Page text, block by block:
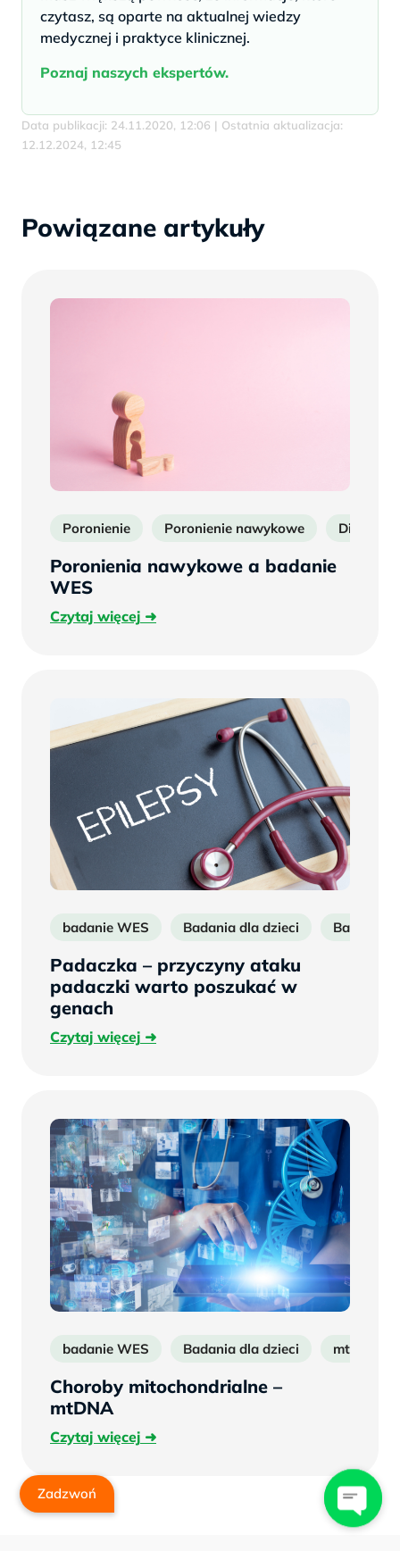
czytasz, są oparte na aktualnej wiedzy
medycznej i praktyce klinicznej.
Poznaj naszych ekspertów.
Data publikacji: 24.11.2020, 12:06 | Ostatnia aktualizacja:
12.12.2024, 12:45
Powiązane artykuły
Poronienie Poronienie nawykowe
Poronienia nawykowe a badanie
WES
Czytaj więcejCzytaj
badanie WES Badania dla dzieci Badania
Padaczka – przyczyny ataku
padaczki warto poszukać w
genach
Czytaj więcejCzytaj
badanie WES Badania dla dzieci mtdna
Choroby mitochondrialne –
mtDNA
Czytaj więcejCzytaj
Zadzwoń